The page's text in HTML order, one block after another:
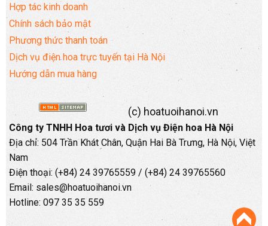
Hợp tác kinh doanh
Chính sách bảo mật
Phương thức thanh toán
Dịch vụ điện hoa trực tuyến tại Hà Nội
Hướng dẫn mua hàng
(c) hoatuoihanoi.vn
Công ty TNHH Hoa tươi và Dịch vụ Điện hoa Hà Nội
Địa chỉ: 504 Trần Khát Chân, Quận Hai Bà Trưng, Hà Nội, Việt
Nam
Điện thoại: (+84) 24 39765559 / (+84) 24 39765560
Email: sales@hoatuoihanoi.vn
Hotline: 097 35 35 559